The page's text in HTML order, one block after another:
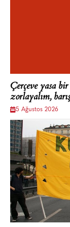
Çerçeve yasa
zorlayalım,
5 Ağustos 2026